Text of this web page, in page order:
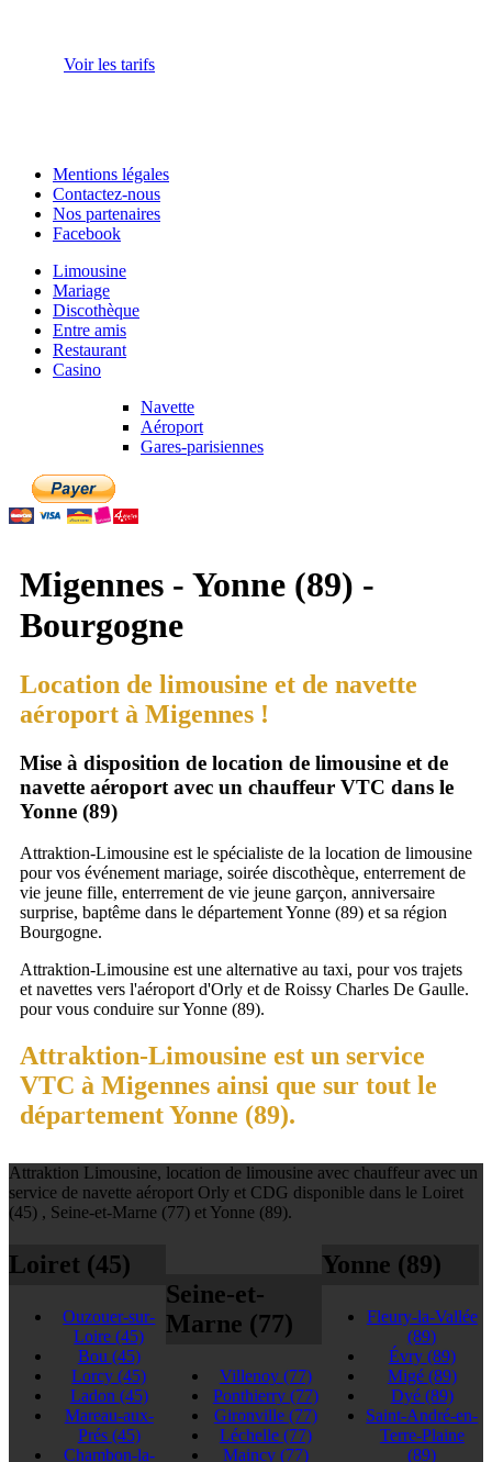
Voir les tarifs
Mentions légales
Contactez-nous
Nos partenaires
Facebook
Limousine
Mariage
Discothèque
Entre amis
Restaurant
Casino
Navette
Aéroport
Gares-parisiennes
Migennes - Yonne (89) -
Bourgogne
Location de limousine et de navette
aéroport à Migennes !
Mise à disposition de location de limousine et de
navette aéroport avec un chauffeur VTC dans le
Yonne (89)
Attraktion-Limousine est le spécialiste de la location de limousine
pour vos événement mariage, soirée discothèque, enterrement de
vie jeune fille, enterrement de vie jeune garçon, anniversaire
surprise, baptême dans le département Yonne (89) et sa région
Bourgogne.
Attraktion-Limousine est une alternative au taxi, pour vos trajets
et navettes vers l'aéroport d'Orly et de Roissy Charles De Gaulle.
pour vous conduire sur Yonne (89).
Attraktion-Limousine est un service
VTC à Migennes ainsi que sur tout le
département Yonne (89).
Attraktion Limousine, location de limousine avec chauffeur avec un
service de navette aéroport Orly et CDG disponible dans le Loiret
(45) , Seine-et-Marne (77) et Yonne (89).
Loiret (45)
Ouzouer-sur-
Loire(45)
Bou (45)
Lorcy(45)
Ladon (45)
Mareau-aux-
Prés (45)
Chambon-la-
Seine-et-
Marne (77)
Villenoy (77)
Ponthierry (77)
Gironville (77)
Léchelle (77)
Maincy (77)
Yonne (89)
Fleury-la-Vallée
(89)
Évry (89)
Migé (89)
Dyé (89)
Saint-André-en-
Terre-Plaine
(89)